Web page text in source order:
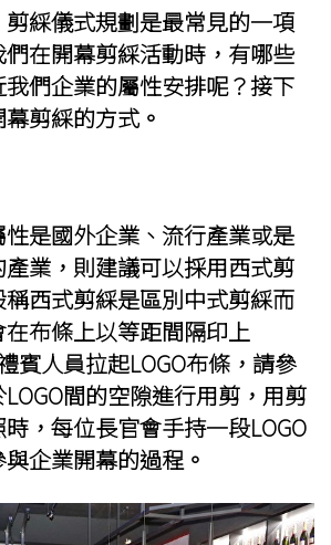
綵儀式規劃是最常見的一項
在開幕剪綵活動時，有哪些
們企業的屬性安排呢？接下
剪綵的方式。
是國外企業、流行產業或是
業，則建議可以採用西式剪
西式剪綵是區別中式剪綵而
布條上以等距間隔印上
賓人員拉起LOGO布條，請參
間的空隙進行用剪，用剪
，每位長官會手持一段LOGO
企業開幕的過程。